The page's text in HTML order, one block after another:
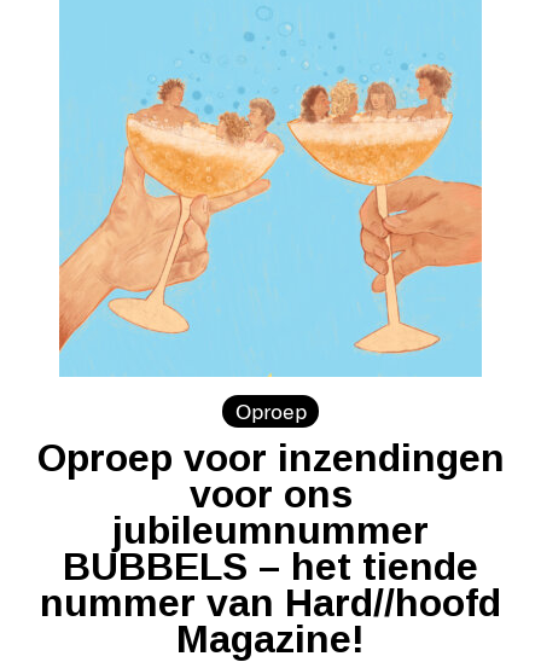
Oproep
Oproep voor inzendingen
voor ons
jubileumnummer
BUBBELS – het tiende
nummer van Hard//hoofd
Magazine!